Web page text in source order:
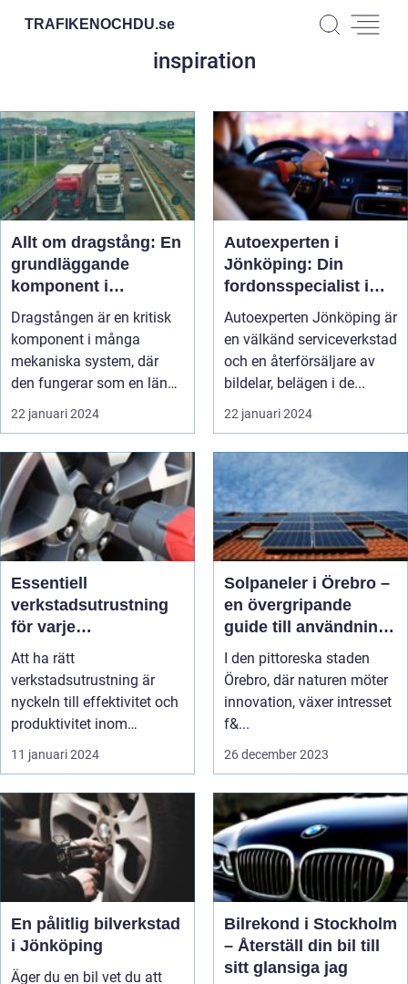
TRAFIKENOCHDU.se
inspiration
Allt om dragstång: En
grundläggande
komponent i
drivsystemet
Dragstången är en kritisk
komponent i många
mekaniska system, där
den fungerar som en länk
för att ö...
22 januari 2024
Autoexperten i
Jönköping: Din
fordonsspecialist i
hjärtat av Småland
Autoexperten Jönköping är
en välkänd serviceverkstad
och en återförsäljare av
bildelar, belägen i de...
22 januari 2024
Essentiell
verkstadsutrustning
för varje
professionellt garage
Att ha rätt
verkstadsutrustning är
nyckeln till effektivitet och
produktivitet inom
mekani...
11 januari 2024
Solpaneler i Örebro –
en övergripande
guide till användning
av grön energi
I den pittoreska staden
Örebro, där naturen möter
innovation, växer intresset
f&...
26 december 2023
En pålitlig bilverkstad
i Jönköping
Äger du en bil vet du att
Bilrekond i Stockholm
– Återställ din bil till
sitt glansiga jag